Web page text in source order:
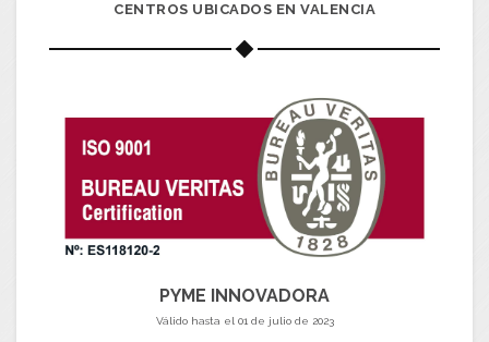
CENTROS UBICADOS EN VALENCIA
PYME INNOVADORA
Válido hasta el 01 de julio de 2023